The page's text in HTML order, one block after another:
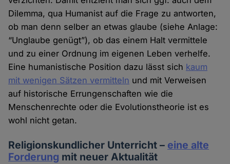
Dilemma, qua Humanist auf die Frage zu antworten,
ob man denn selber an etwas glaube (siehe Anlage:
“Unglaube genügt”), ob das einem Halt vermittele
und zu einer Ordnung im eigenen Leben verhelfe.
Eine humanistische Position dazu lässt sich kaum
mit wenigen Sätzen vermitteln und mit Verweisen
auf historische Errungenschaften wie die
Menschenrechte oder die Evolutionstheorie ist es
wohl nicht getan.
Religionskundlicher Unterricht – eine alte
Forderung mit neuer Aktualität